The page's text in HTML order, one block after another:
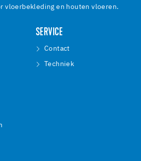
vloerbekleding en houten vloeren.
SERVICE
Contact
Techniek